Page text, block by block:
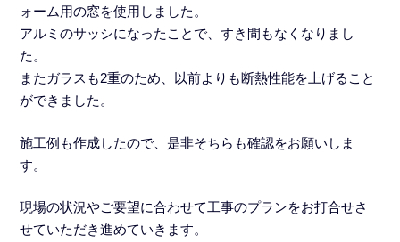
ォーム用の窓を使用しました。
アルミのサッシになったことで、すき間もなくなりまし
た。
またガラスも2重のため、以前よりも断熱性能を上げること
ができました。
施工例も作成したので、是非そちらも確認をお願いしま
す。
現場の状況やご要望に合わせて工事のプランをお打合せさ
せていただき進めていきます。